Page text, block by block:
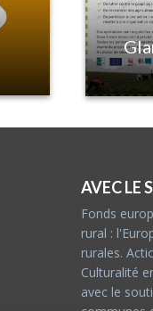
AVEC LE
Fonds
rural :
rurales.
Culturalité
avec le